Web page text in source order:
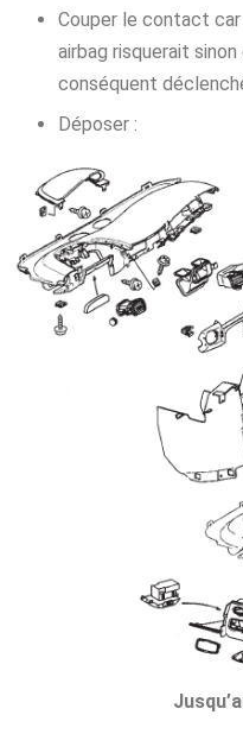
Couper le contact
airbag risquerait
conséquent
Déposer :